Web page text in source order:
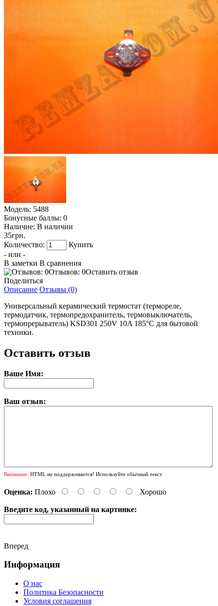
Модель: 5488
Бонусные баллы: 0
Наличие: В наличии
35грн.
Количество:
Купить
- или -
В заметки В сравнения
Отзывов: 0Оставить отзыв
Поделиться
Описание Отзывы (0)
Универсальный керамический термостат (термореле,
термодатчик, термопредохранитель, термовыключатель,
термопрерыватель) KSD301 250V 10A 185°С для бытовой
техники.
Оставить отзыв
Ваше Имя:
Ваш отзыв:
Внимание: HTML не поддерживается! Используйте обычный текст.
Оценка: Плохо Хорошо
Введите код, указанный на картинке:
Вперед
Информация
О нас
Политика Безопасности
Условия соглашения